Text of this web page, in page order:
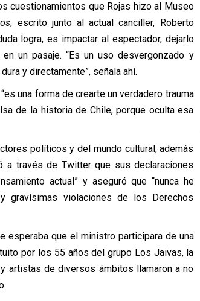
cuestionamientos que Rojas hizo al Museo
, escrito junto al actual canciller, Roberto
logra, es impactar al espectador, dejarlo
un pasaje. “Es un uso desvergonzado y
y directamente”, señala ahí.
una forma de crearte un verdadero trauma
de la historia de Chile, porque oculta esa
políticos y del mundo cultural, además
a través de Twitter que sus declaraciones
actual” y aseguró que “nunca he
gravísimas violaciones de los Derechos
esperaba que el ministro participara de una
por los 55 años del grupo Los Jaivas, la
artistas de diversos ámbitos llamaron a no